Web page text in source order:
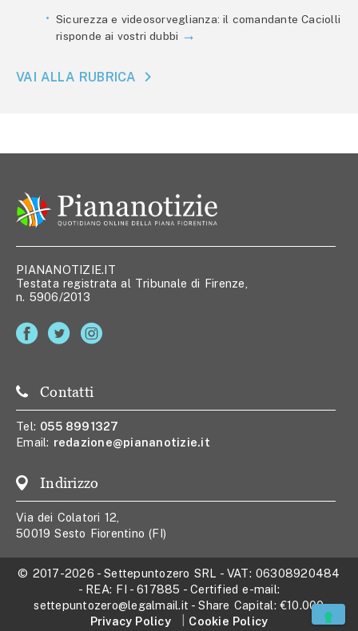
Sicurezza e videosorveglianza: il comandante Caciolli
risponde ai vostri dubbi
VAI ALLA RUBRICA
PIANANOTIZIE.IT
Testata registrata al Tribunale di Firenze,
n. 5906/2013
Contatti
Tel: 055 8991327
Email: redazione@piananotizie.it
Indirizzo
Via dei Colatori 12,
50019 Sesto Fiorentino (FI)
© 2017-2026 -Settepuntozero SRL - VAT: 06308920484
- REA: FI - 617885 - Certified e-mail:
settepuntozero@legalmail.it - Share Capital:€10.000
Privacy Policy
Cookie Policy